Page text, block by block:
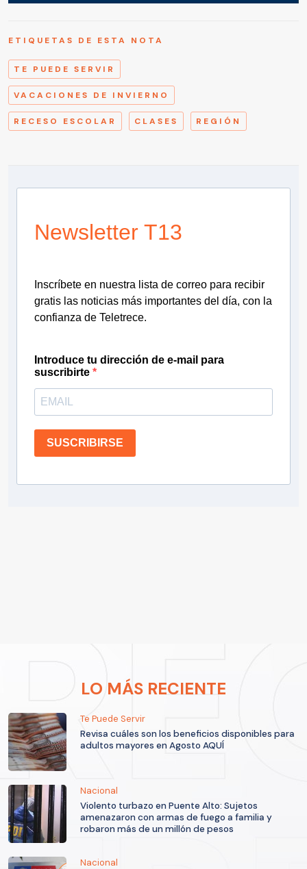
ETIQUETAS DE ESTA NOTA
TE PUEDE SERVIR
VACACIONES DE INVIERNO
RECESO ESCOLAR CLASES REGIÓN
Newsletter T13
Inscríbete en nuestra lista de correo para recibir
gratis las noticias más importantes del día, con la
confianza de Teletrece.
Introduce tu dirección de e-mail para
suscribirte
SUSCRIBIRSE
LO MÁS RECIENTE
Te Puede Servir
Revisa cuáles son los beneficios disponibles para
adultos mayores en Agosto AQUÍ
Nacional
Violento turbazo en Puente Alto: Sujetos
amenazaron con armas de fuego a familia y
robaron más de un millón de pesos
Nacional